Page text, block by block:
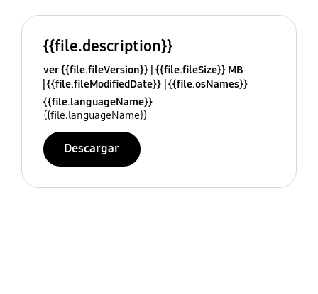
{{file.description}}
ver {{file.fileVersion}} {{file.fileSize}} MB
{{file.fileModifiedDate}} {{file.osNames}}
{{file.languageName}}
{{file.languageName}}
Descargar